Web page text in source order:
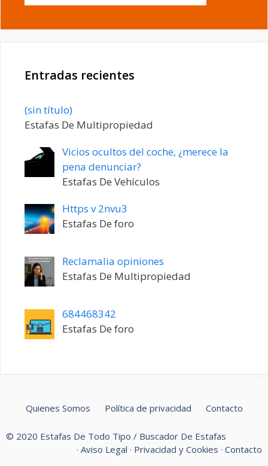
Entradas recientes
(sin título)Entrada
20198
Estafas De Multipropiedad
Vicios ocultos del coche, ¿merece la
pena denunciar?
Estafas De Vehículos
Https v 2nvu3
Estafas De foro
Reclamalia opiniones
Estafas De Multipropiedad
684468342
Estafas De foro
Quienes Somos Política de privacidad Contacto
© 2020 Estafas De Todo Tipo / Buscador De Estafas
· Aviso Legal · Privacidad y Cookies · Contacto